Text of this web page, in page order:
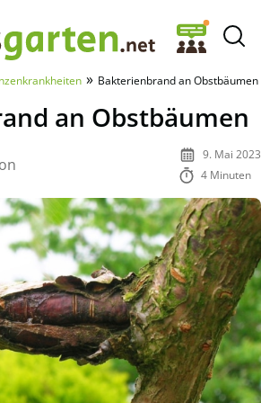
» Bakterienbrand an Obstbäumen
an Obstbäumen
9. Mai 2023
4 Minuten